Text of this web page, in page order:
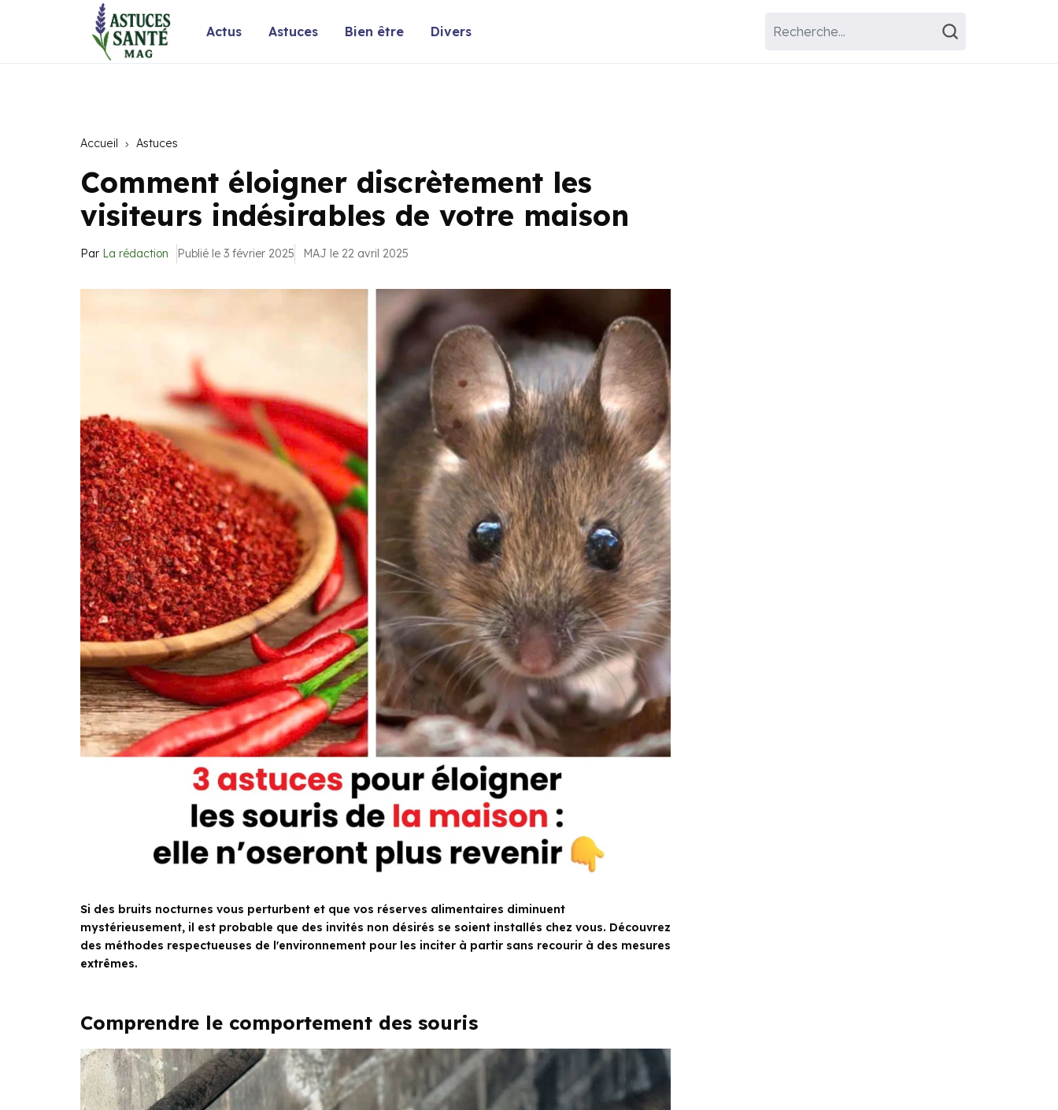
Actus Astuces Bien être Divers
Accueil Astuces
Comment éloigner discrètement les
visiteurs indésirables de votre maison
Par La rédaction Publié le 3 février 2025 MAJ le 22 avril 2025
Si des bruits nocturnes vous perturbent et que vos réserves alimentaires diminuent
mystérieusement, il est probable que des invités non désirés se soient installés chez vous. Découvrez
des méthodes respectueuses de l'environnement pour les inciter à partir sans recourir à des mesures
extrêmes.
Comprendre le comportement des souris